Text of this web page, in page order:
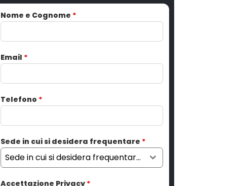
Nome e Cognome *
Email *
Telefono *
Sede in cui si desidera frequentare *
Sede in cui si desidera frequentare
Accettazione Privacy *